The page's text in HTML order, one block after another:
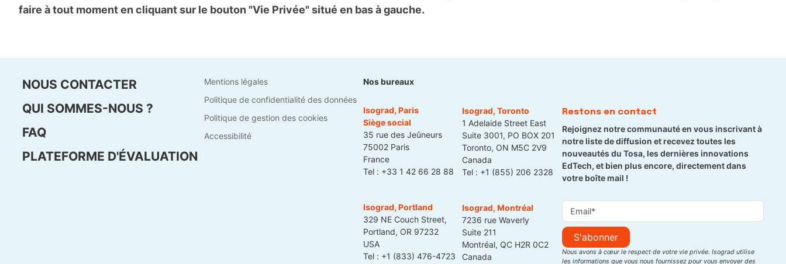
faire à tout moment en cliquant sur le bouton "Vie Privée" situé en bas à gauche.
NOUS CONTACTER
QUI SOMMES-NOUS ?
FAQ
PLATEFORME D'ÉVALUATION
Mentions légales
Politique de confidentialité des données
Politique de gestion des cookies
Accessibilité
Nos bureaux
Isograd, Paris
Siège social
35 rue des Jeûneurs
75002 Paris
France
Tel : +33 1 42 66 28 88
Isograd, Portland
329 NE Couch Street,
Portland, OR 97232
USA
Tel : +1 (833) 476-4723
Isograd, Toronto
1 Adelaide Street East
Suite 3001, PO BOX 201
Toronto, ON M5C 2V9
Canada
Tel : +1 (855) 206 2328
Isograd, Montréal
7236 rue Waverly
Suite 211
Montréal, QC H2R 0C2
Canada
Restons en contact
Rejoignez notre communauté en vous inscrivant à
notre liste de diffusion et recevez toutes les
nouveautés du Tosa, les dernières innovations
EdTech, et bien plus encore, directement dans
votre boîte mail !
S'abonner
Nous avons à cœur le respect de votre vie privée. Isograd utilise
les informations que vous nous fournissez pour vous envoyer des